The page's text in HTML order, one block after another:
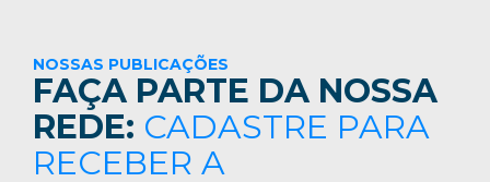
NOSSAS PUBLICAÇÕES
FAÇA PARTE DA NOSSA
REDE: CADASTRE PARA
RECEBER A